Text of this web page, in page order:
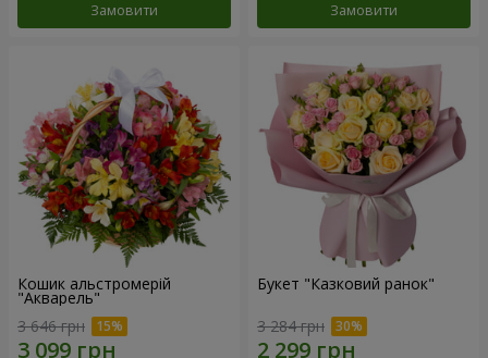
Замовити Замовити
Кошик альстромерій
"Акварель"
3 646 грн
Букет "Казковий ранок"
3 284 грн